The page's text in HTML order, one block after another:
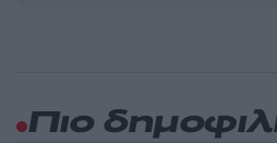
Πιο